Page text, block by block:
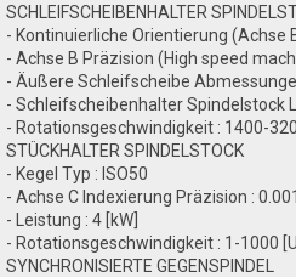
SCHLEIFSCHEIBENHALTER
- Kontinuierliche Orientierung (Achse
- Achse B Präzision (High speed
- Äußere Schleifscheibe
- Schleifscheibenhalter Spindelstock
- Rotationsgeschwindigkeit : 1400-
STÜCKHALTER SPINDELSTOCK
- Kegel Typ : ISO50
- Achse C Indexierung Präzision : 0.001
- Leistung : 4 [kW]
- Rotationsgeschwindigkeit : 1-1000
SYNCHRONISIERTE GEGENSPINDEL